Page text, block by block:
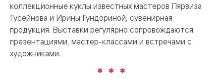
коллекционные куклы известных мастеров Пярвиза
Гусейнова и Ирины Гундориной, сувенирная
продукция. Выставки регулярно сопровождаются
презентациями, мастер-классами и встречами с
художниками.